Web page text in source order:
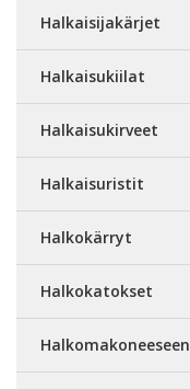
Halkaisijakärjet
Halkaisukiilat
Halkaisukirveet
Halkaisuristit
Halkokärryt
Halkokatokset
Halkomakoneeseen